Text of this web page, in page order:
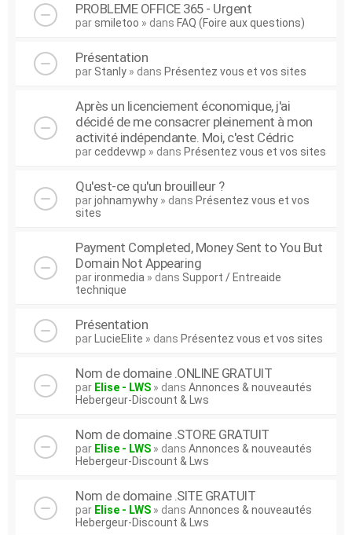
PROBLEME OFFICE 365 - Urgent
par smiletoo » dans FAQ (Foire aux questions)
Présentation
par Stanly » dans Présentez vous et vos sites
Après un licenciement économique, j'ai
décidé de me consacrer pleinement à mon
activité indépendante. Moi, c'est Cédric
parceddevwp » dans Présentez vous et vos sites
Qu'est-ce qu'un brouilleur ?
parjohnamywhy » dans Présentez vous et vos
sites
Payment Completed, Money Sent to You But
Domain Not Appearing
parironmedia » dans Support / Entreaide
technique
Présentation
par LucieElite » dans Présentez vous et vos sites
Nom de domaine .ONLINE GRATUIT
par Elise - LWS » dans Annonces & nouveautés
Hebergeur-Discount & Lws
Nom de domaine .STORE GRATUIT
par Elise - LWS » dans Annonces & nouveautés
Hebergeur-Discount & Lws
Nom de domaine .SITE GRATUIT
par Elise - LWS » dans Annonces & nouveautés
Hebergeur-Discount & Lws